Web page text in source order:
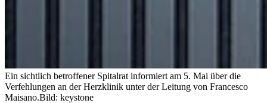
Ein sichtlich betroffener Spitalrat informiert am 5. Mai über die
Verfehlungen an der Herzklinik unter der Leitung von Francesco
Maisano.Bild: keystone